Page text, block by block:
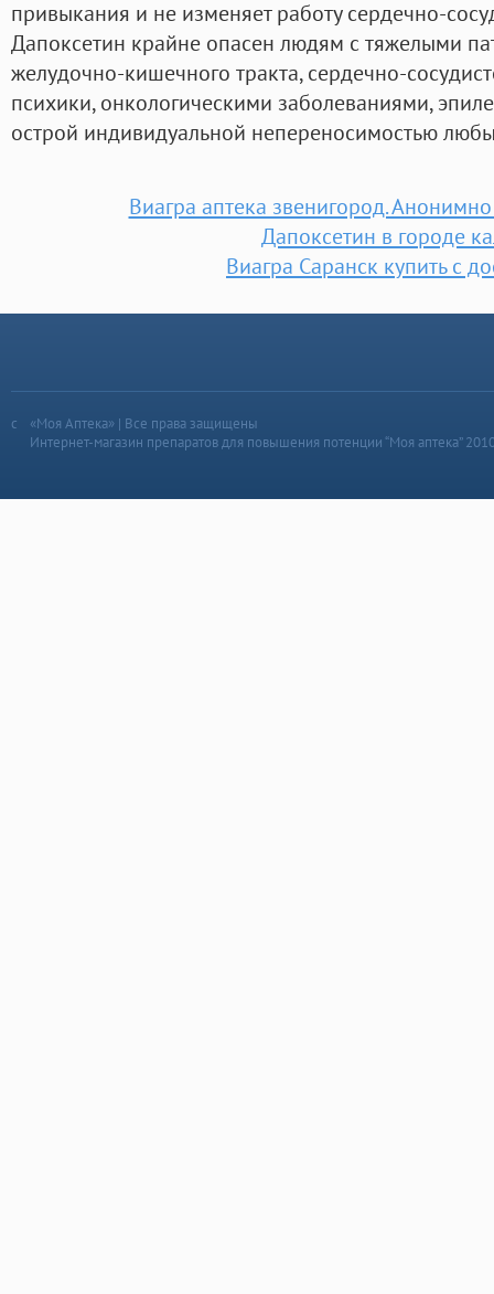
привыкания и не изменяет работу сердечно-
Дапоксетин крайне опасен людям с тяжелыми
желудочно-кишечного тракта, сердечно-
психики, онкологическими заболеваниями,
острой индивидуальной непереносимостью
Виагра аптека звенигород.
Дапоксетин в городе
Виагра Саранск купить с
«Моя Аптека» | Все права защищены
Интернет-магазин препаратов для повышения потенции “Моя аптека”